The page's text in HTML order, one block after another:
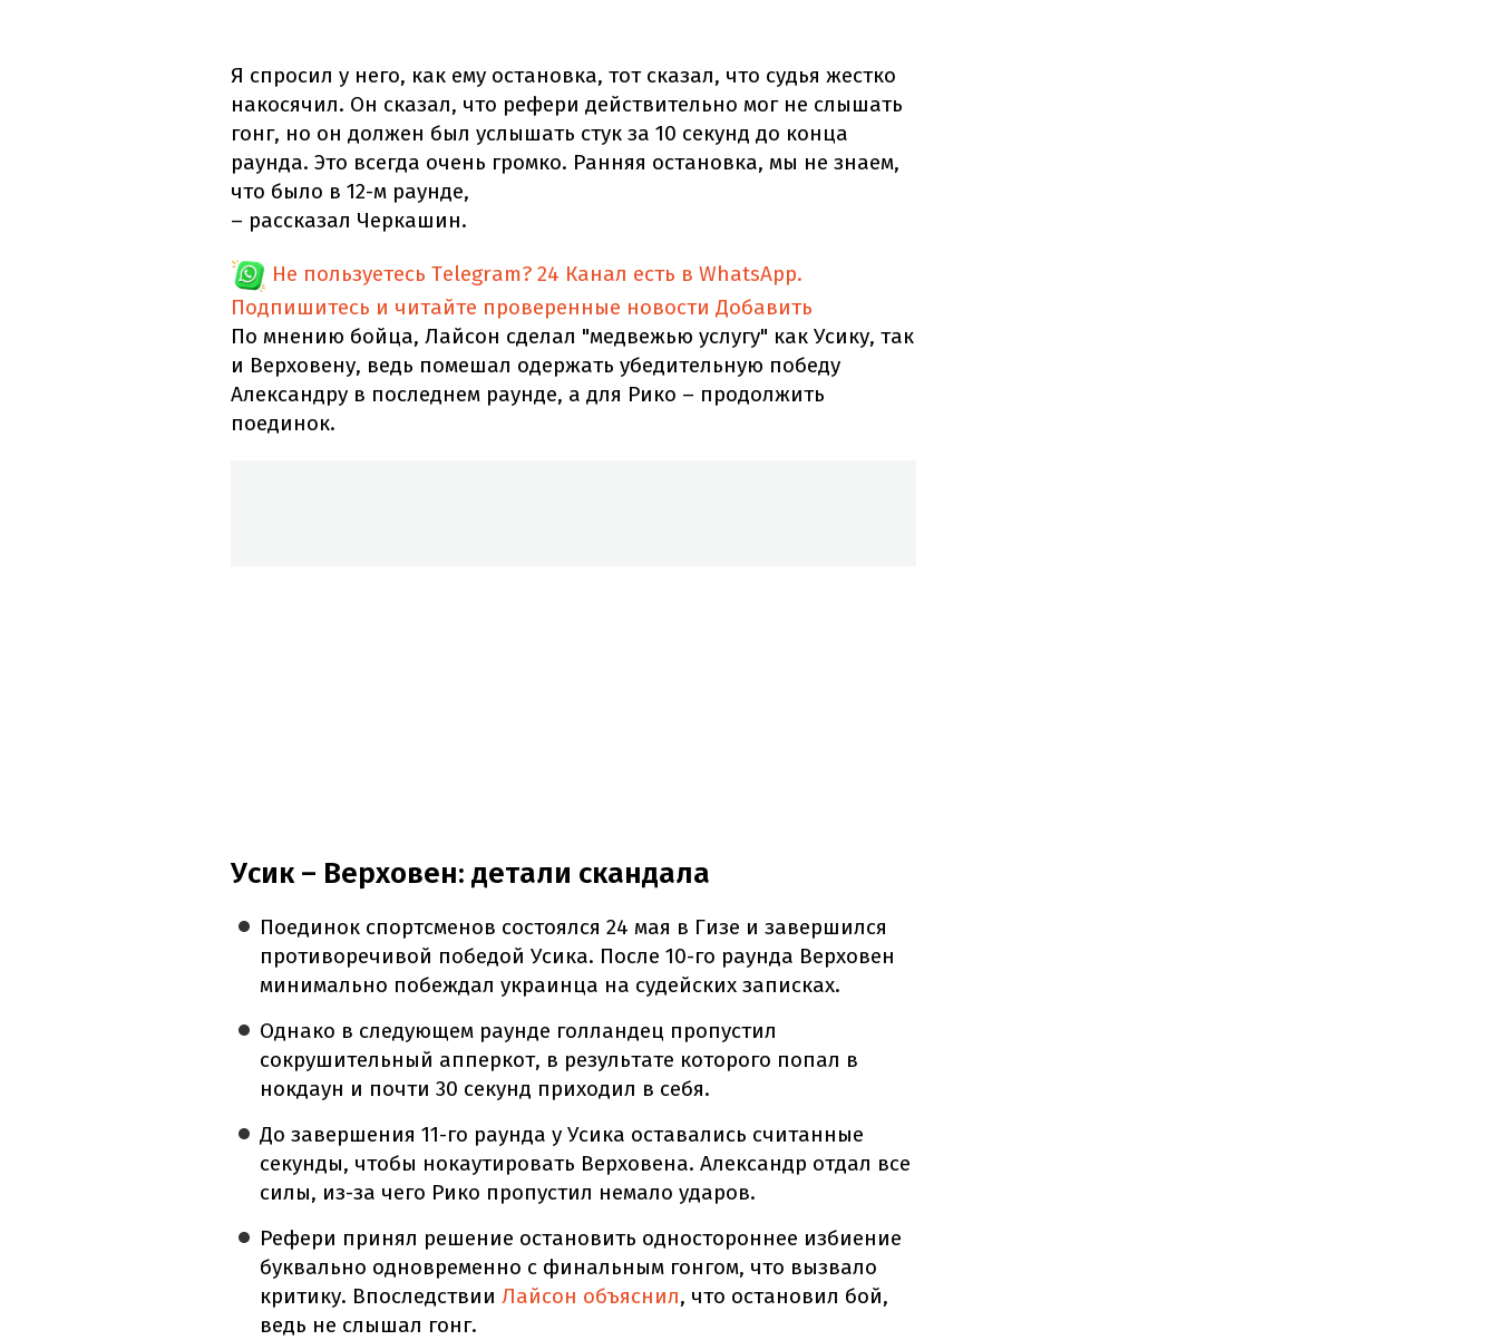
Я спросил у него, как ему остановка, тот сказал, что судья жестко
накосячил. Он сказал, что рефери действительно мог не слышать
гонг, но он должен был услышать стук за 10 секунд до конца
раунда. Это всегда очень громко. Ранняя остановка, мы не знаем,
что было в 12-м раунде,
– рассказал Черкашин.
Не пользуетесь Telegram? 24 Канал есть в WhatsApp.
Подпишитесь и читайте проверенные новости Добавить
По мнению бойца, Лайсон сделал "медвежью услугу" как Усику, так
и Верховену, ведь помешал одержать убедительную победу
Александру в последнем раунде, а для Рико – продолжить
поединок.
Усик – Верховен: детали скандала
Поединок спортсменов состоялся 24 мая в Гизе и завершился
противоречивой победой Усика. После 10-го раунда Верховен
минимально побеждал украинца на судейских записках.
Однако в следующем раунде голландец пропустил
сокрушительный апперкот, в результате которого попал в
нокдаун и почти 30 секунд приходил в себя.
До завершения 11-го раунда у Усика оставались считанные
секунды, чтобы нокаутировать Верховена. Александр отдал все
силы, из-за чего Рико пропустил немало ударов.
Рефери принял решение остановить одностороннее избиение
буквально одновременно с финальным гонгом, что вызвало
критику. ВпоследствииЛайсон объяснил, что остановил бой,
ведь не слышал гонг.